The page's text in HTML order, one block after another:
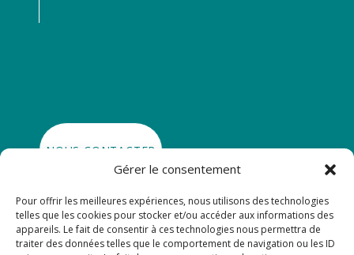
Gérer le consentement
Pour offrir les meilleures expériences, nous utilisons des technologies
telles que les cookies pour stocker et/ou accéder aux informations des
appareils. Le fait de consentir à ces technologies nous permettra de
traiter des données telles que le comportement de navigation ou les ID
NOUS CONTACTER
 SE RENDRE À CRÉATIVA
